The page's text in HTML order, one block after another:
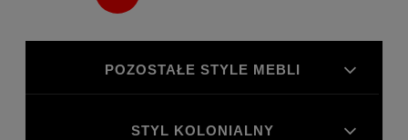
POZOSTAŁE STYLE MEBLI
STYL KOLONIALNY